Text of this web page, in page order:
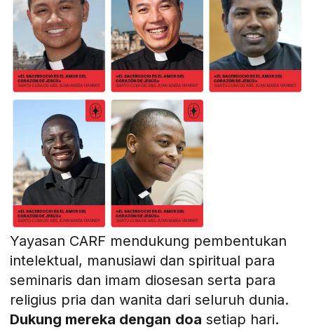
Yayasan CARF mendukung pembentukan
intelektual, manusiawi dan spiritual para
seminaris dan imam diosesan serta para
religius pria dan wanita dari seluruh dunia.
Dukung mereka dengan doa setiap hari.